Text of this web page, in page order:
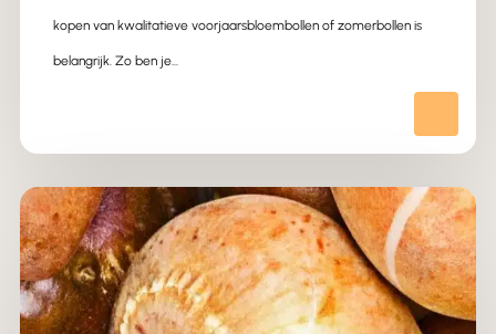
kopen van kwalitatieve voorjaarsbloembollen of zomerbollen is
belangrijk. Zo ben je…